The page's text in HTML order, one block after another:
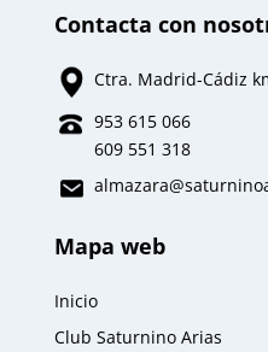
Contacta con
Ctra. Madrid-Cádiz
953 615 066
609 551 318
almazara
Mapa web
Inicio
Club Saturnino Arias